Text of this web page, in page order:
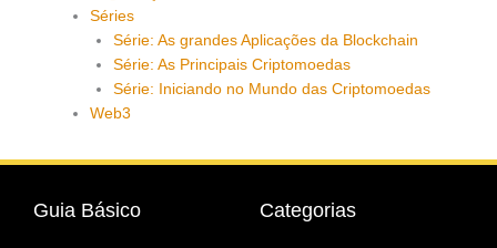
Séries
Série: As grandes Aplicações da Blockchain
Série: As Principais Criptomoedas
Série: Iniciando no Mundo das Criptomoedas
Web3
Guia Básico Categorias